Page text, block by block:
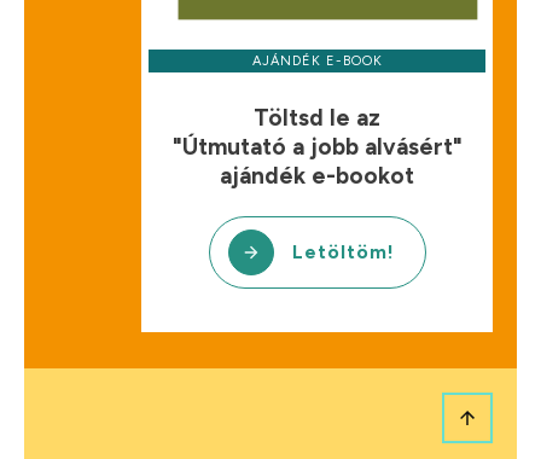
AJÁNDÉK E-BOOK
Töltsd le az
"Útmutató a jobb alvásért"
ajándék e-bookot
Letöltöm!